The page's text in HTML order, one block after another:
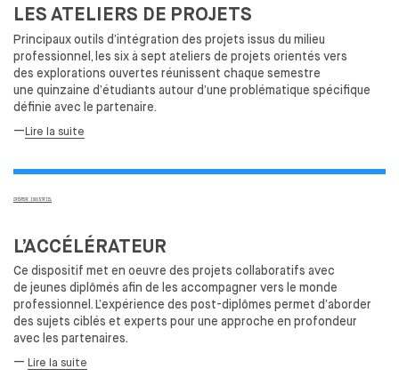
DESIGN ET DIVERSITÉ
DÉVELOPPEMENT DURABLE
L'ÉQUIPE
L'ENSCI RECRUTE
FORMATIONS
CRÉATEUR INDUSTRIEL
PARCOURS
DIPLÔME
PROFESSIONNALISATION
DESIGNER TEXTILE
PARCOURS
DIPLÔME
PROFESSIONNALISATION
LES ATELIERS DE PROJETS
Principaux outils d’intégration des projets issus du milieu
professionnel, les six à sept ateliers de projets orientés vers
des explorations ouvertes réunissent chaque semestre
une quinzaine d’étudiants autour d’une problématique spécifique
définie avec le partenaire.
—Lire la suite
CRÉATEUR INDUSTRIEL
L’ACCÉLÉRATEUR
Ce dispositif met en oeuvre des projets collaboratifs avec
de jeunes diplômés afin de les accompagner vers le monde
professionnel. L’expérience des post-diplômes permet d’aborder
des sujets ciblés et experts pour une approche en profondeur
avec les partenaires.
— Lire la suite